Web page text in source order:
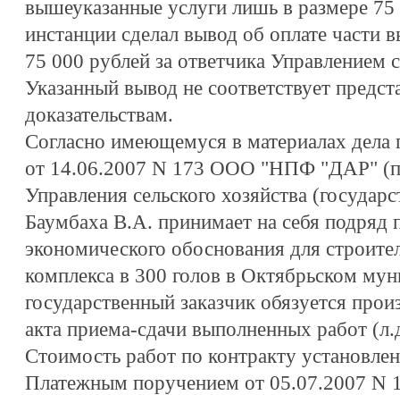
вышеуказанные услуги лишь в размере
инстанции сделал вывод об оплате части
75 000 рублей за ответчика Управлением
Указанный вывод не соответствует
доказательствам.
Согласно имеющемуся в материалах дела
от 14.06.2007 N 173 ООО "НПФ "ДАР"
Управления сельского хозяйства
Баумбаха В.А. принимает на себя подряд
экономического обоснования для
комплекса в 300 голов в Октябрьском
государственный заказчик обязуется
акта приема-сдачи выполненных работ
Стоимость работ по контракту
Платежным поручением от 05.07.2007 N